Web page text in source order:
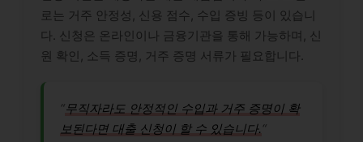
로는 거주 안정성, 신용 점수, 수입 증빙 등이 있습니
다. 신청은 온라인이나 금융기관을 통해 가능하며, 신
원 확인, 소득 증명, 거주 증명 서류가 필요합니다.
“무직자라도 안정적인 수입과 거주 증명이 확
보된다면 대출 신청이 할 수 있습니다. “